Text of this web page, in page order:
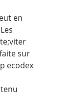
en
sur
ecodex